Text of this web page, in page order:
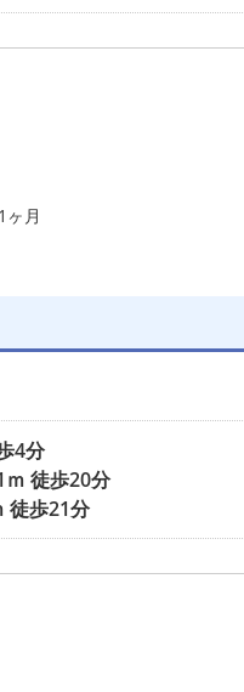
月
4分
徒歩20分
徒歩21分